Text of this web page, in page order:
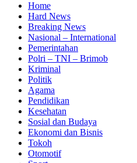
Home
Hard News
Breaking News
Nasional – International
Pemerintahan
Polri – TNI – Brimob
Kriminal
Politik
Agama
Pendidikan
Kesehatan
Sosial dan Budaya
Ekonomi dan Bisnis
Tokoh
Otomotif